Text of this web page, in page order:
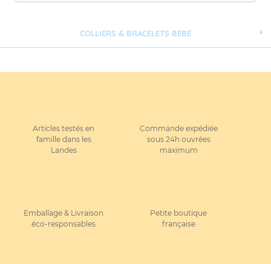
COLLIERS & BRACELETS BÉBÉ
Articles testés en
famille dans les
Landes
Commande expédiée
sous 24h ouvrées
maximum
Emballage & Livraison
éco-responsables
Petite boutique
française